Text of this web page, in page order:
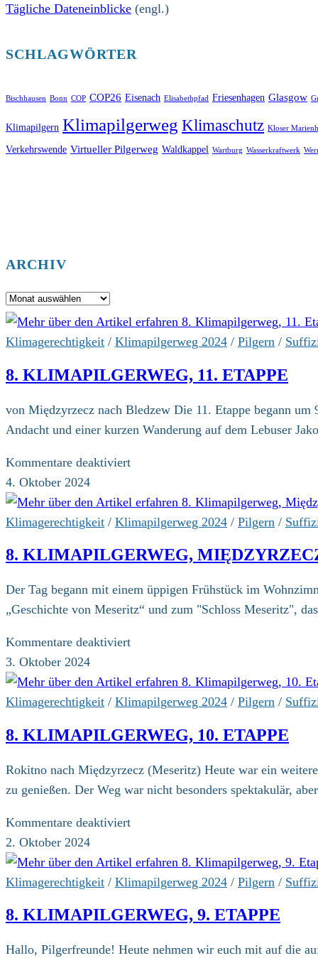
Tägliche Dateneinblicke (engl.)
SCHLAGWÖRTER
Bischhausen Bonn COP COP26 Eisenach Elisabethpfad Friesenhagen Glasgow
Klimapilgern Klimapilgerweg Klimaschutz Kloser
Verkehrswende Virtueller Pilgerweg Waldkappel Wartburg Wasserkraftwerk
ARCHIV
Archiv
Klimagerechtigkeit / Klimapilgerweg 2024 / Pilgern /
8. KLIMAPILGERWEG, 11. ETAPPE
von Międzyrzecz nach Bledzew Die 11. Etappe begann
Andacht und einer kurzen Wanderung auf dem Lebuser
Kommentare deaktiviertfür
Klimapilgerweg,
11.
4. Oktober 2024
Klimagerechtigkeit / Klimapilgerweg 2024 / Pilgern /
8. KLIMAPILGERWEG,
Der Tag begann mit einem üppigen Frühstück im
„Geschichte von Meseritz“ und zum "Schloss Meseritz",
Kommentare deaktiviertfür
Klimapilgerweg,
Międzyrzecz
3. Oktober 2024
Klimagerechtigkeit / Klimapilgerweg 2024 / Pilgern /
8. KLIMAPILGERWEG, 10. ETAPPE
Rokitno nach Międzyrzecz (Meseritz) Heute war ein
zu genießen. Der Weg war nicht besonders spektakulär,
Kommentare deaktiviertfür
Klimapilgerweg,
10.
2. Oktober 2024
Klimagerechtigkeit / Klimapilgerweg 2024 / Pilgern /
8. KLIMAPILGERWEG, 9. ETAPPE
Hallo, Pilgerfreunde! Heute nehmen wir euch mit auf die